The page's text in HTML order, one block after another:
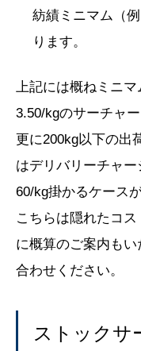
紡績ミニマム（
ります。
上記には概ねミニ
3.50/kgのサーチャ
更に200kg以下の出
はデリバリーチャ
60/kg掛かるケース
こちらは隠れたコ
に概算のご案内も
合わせください。
ストックサ